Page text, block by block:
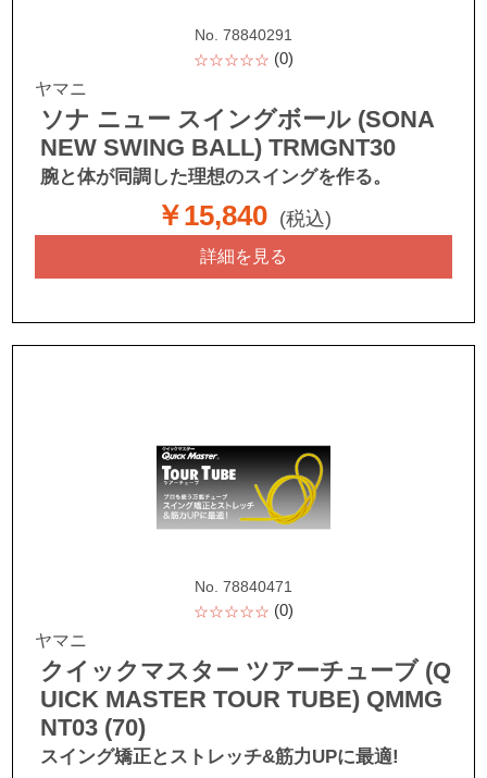
No. 78840291
☆☆☆☆☆ (0)
ヤマニ
ソナ ニュー スイングボール (SONA
NEW SWING BALL) TRMGNT30
腕と体が同調した理想のスイングを作る。
￥15,840 (税込)
詳細を見る
No. 78840471
☆☆☆☆☆ (0)
ヤマニ
クイックマスター ツアーチューブ (Q
UICK MASTER TOUR TUBE) QMMG
NT03 (70)
スイング矯正とストレッチ&筋力UPに最適!